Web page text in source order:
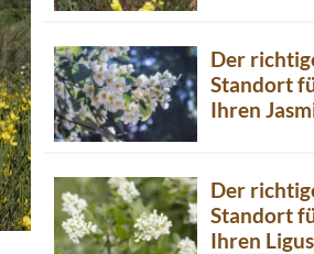
Der
Standort
Ihren
Der
Standort
Ihren